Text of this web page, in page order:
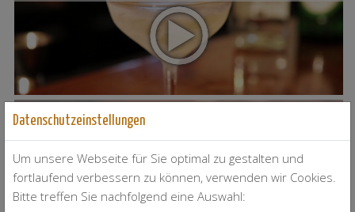
Bloody Mary
Datenschutzeinstellungen
Um unsere Webseite für Sie optimal zu gestalten und
fortlaufend verbessern zu können, verwenden wir Cookies.
Bitte treffen Sie nachfolgend eine Auswahl: